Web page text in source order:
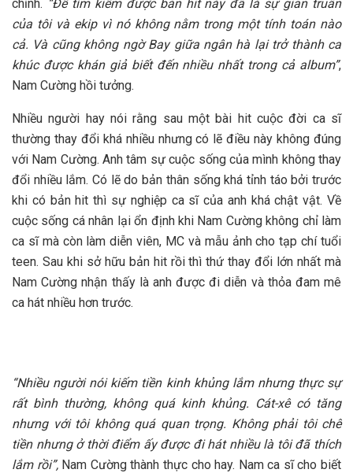
chỉnh. “Để tìm kiếm được bản hit này đã là sự gian truân
của tôi và ekip vì nó không nằm trong một tính toán nào
cả. Và cũng không ngờ Bay giữa ngân hà lại trở thành ca
khúc được khán giả biết đến nhiều nhất trong cả album”,
Nam Cường hồi tưởng.
Nhiều người hay nói rằng sau một bài hit cuộc đời ca sĩ
thường thay đổi khá nhiều nhưng có lẽ điều này không đúng
với Nam Cường. Anh tâm sự cuộc sống của mình không thay
đổi nhiều lắm. Có lẽ do bản thân sống khá tỉnh táo bởi trước
khi có bản hit thì sự nghiệp ca sĩ của anh khá chật vật. Về
cuộc sống cá nhân lại ổn định khi Nam Cường không chỉ làm
ca sĩ mà còn làm diễn viên, MC và mẫu ảnh cho tạp chí tuổi
teen. Sau khi sở hữu bản hit rồi thì thứ thay đổi lớn nhất mà
Nam Cường nhận thấy là anh được đi diễn và thỏa đam mê
ca hát nhiều hơn trước.
“Nhiều người nói kiếm tiền kinh khủng lắm nhưng thực sự
rất bình thường, không quá kinh khủng. Cát-xê có tăng
nhưng với tôi không quá quan trọng. Không phải tôi chê
tiền nhưng ở thời điểm ấy được đi hát nhiều là tôi đã thích
lắm rồi”,Nam Cường thành thực cho hay. Nam ca sĩ cho biết